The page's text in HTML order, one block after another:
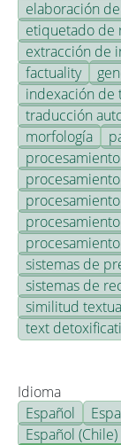
elaboración
etiquetado de
extracción de
factuality
indexación de
traducción
morfología
sistemas de
sistemas de
similitud
text
Idioma
Español
Español (Chile)